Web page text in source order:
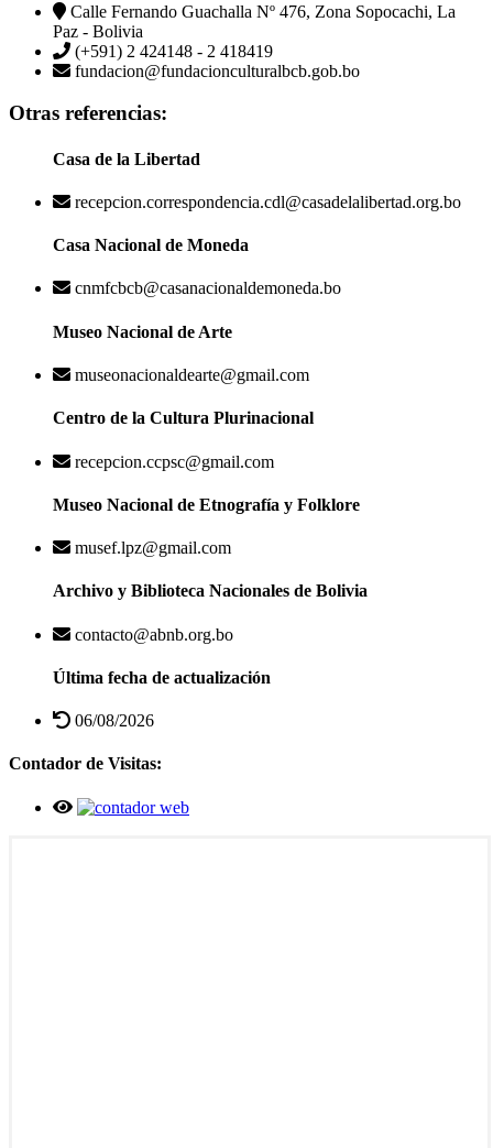
Calle Fernando Guachalla Nº 476, Zona Sopocachi, La
Paz - Bolivia
(+591) 2 424148 - 2 418419
fundacion@fundacionculturalbcb.gob.bo
Otras referencias:
Casa de la Libertad
recepcion.correspondencia.cdl@casadelalibertad.org.bo
Casa Nacional de Moneda
cnmfcbcb@casanacionaldemoneda.bo
Museo Nacional de Arte
museonacionaldearte@gmail.com
Centro de la Cultura Plurinacional
recepcion.ccpsc@gmail.com
Museo Nacional de Etnografía y Folklore
musef.lpz@gmail.com
Archivo y Biblioteca Nacionales de Bolivia
contacto@abnb.org.bo
Última fecha de actualización
06/08/2026
Contador de Visitas: